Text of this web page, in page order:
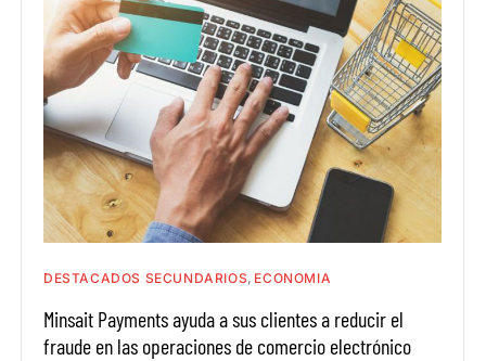
DESTACADOS SECUNDARIOS ECONOMIA
Minsait Payments ayuda a sus clientes a reducir el
fraude en las operaciones de comercio electrónico